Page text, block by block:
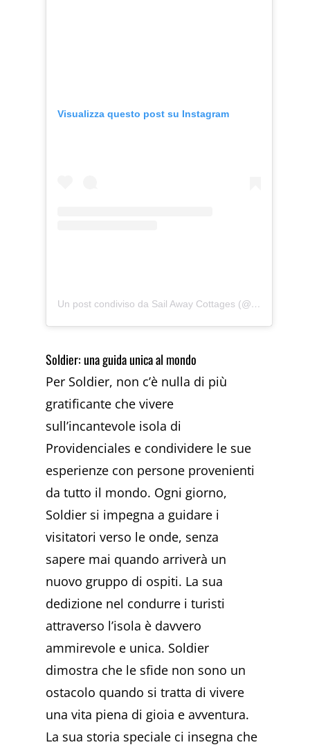
Visualizza questo post su Instagram
Un post condiviso da Sail Away Cottages (@sailawaycottages)
Soldier: una guida unica al mondo
Per Soldier, non c’è nulla di più
gratificante che vivere
sull’incantevole isola di
Providenciales e condividere le sue
esperienze con persone provenienti
da tutto il mondo. Ogni giorno,
Soldier si impegna a guidare i
visitatori verso le onde, senza
sapere mai quando arriverà un
nuovo gruppo di ospiti. La sua
dedizione nel condurre i turisti
attraverso l’isola è davvero
ammirevole e unica. Soldier
dimostra che le sfide non sono un
ostacolo quando si tratta di vivere
una vita piena di gioia e avventura.
La sua storia speciale ci insegna che